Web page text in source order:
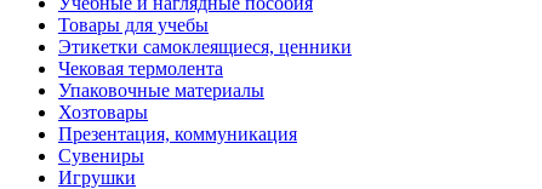
Товары для учебы
Этикетки самоклеящиеся, ценники
Чековая термолента
Упаковочные материалы
Хозтовары
Презентация, коммуникация
Сувениры
Игрушки